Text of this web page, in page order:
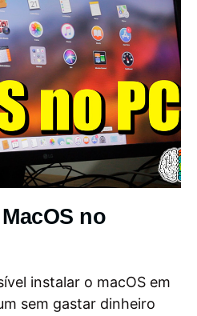
no
instalar o macOS em
sem gastar dinheiro